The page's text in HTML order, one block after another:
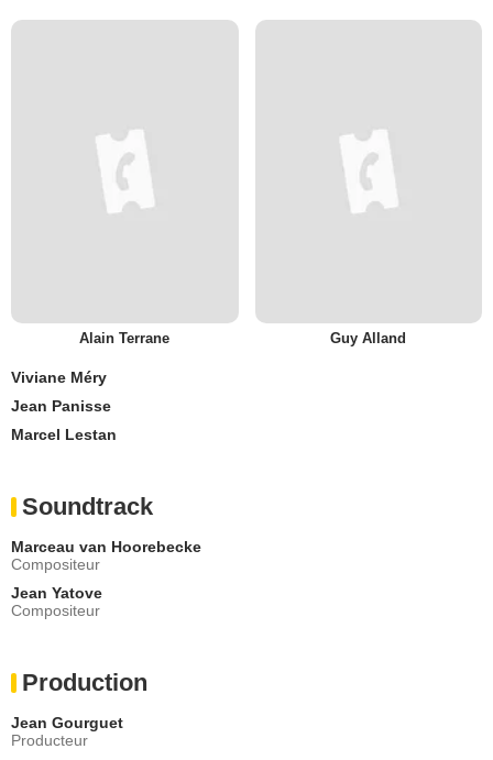
Alain Terrane Guy Alland
Viviane Méry
Jean Panisse
Marcel Lestan
Soundtrack
Marceau van Hoorebecke
Compositeur
Jean Yatove
Compositeur
Production
Jean Gourguet
Producteur